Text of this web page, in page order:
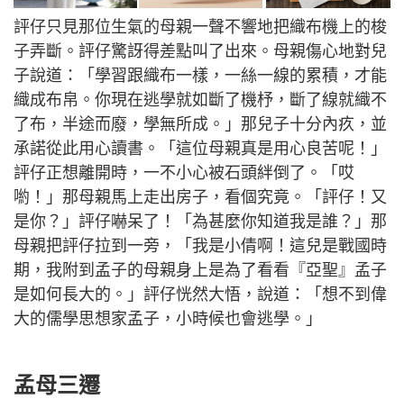
評仔只見那位生氣的母親一聲不響地把織布機上的梭
子弄斷。評仔驚訝得差點叫了出來。母親傷心地對兒
子說道：「學習跟織布一樣，一絲一線的累積，才能
織成布帛。你現在逃學就如斷了機杼，斷了線就織不
了布，半途而廢，學無所成。」那兒子十分內疚，並
承諾從此用心讀書。「這位母親真是用心良苦呢！」
評仔正想離開時，一不小心被石頭絆倒了。「哎
喲！」那母親馬上走出房子，看個究竟。「評仔！又
是你？」評仔嚇呆了！「為甚麼你知道我是誰？」那
母親把評仔拉到一旁，「我是小倩啊！這兒是戰國時
期，我附到孟子的母親身上是為了看看『亞聖』孟子
是如何長大的。」評仔恍然大悟，說道：「想不到偉
大的儒學思想家孟子，小時候也會逃學。」
孟母三遷